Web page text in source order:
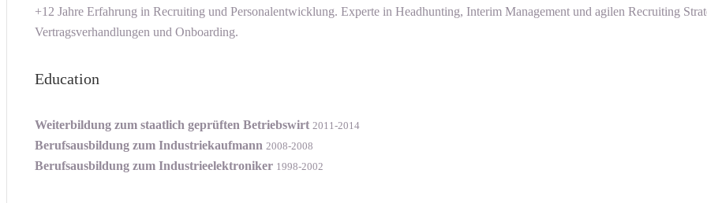
+12 Jahre Erfahrung in Recruiting und Personalentwicklung. Experte in Headhunting, Interim Management und agilen Recruiting
Vertragsverhandlungen und Onboarding.
Education
Weiterbildung zum staatlich geprüften Betriebswirt 2011-2014
Berufsausbildung zum Industriekaufmann 2008-2008
Berufsausbildung zum Industrieelektroniker 1998-2002